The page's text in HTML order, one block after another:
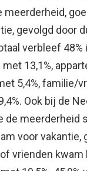
meerderheid,
gevolgd door
verbleef 48%
13,1%,
5,4%, familie/
Ook bij de
de meerderheid
voor vakantie,
vrienden